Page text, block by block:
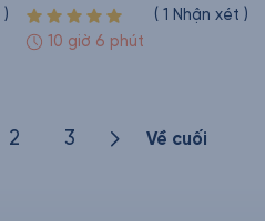
)
( 1 Nhận xét )
10 giờ 6 phút
2 3 Về cuối